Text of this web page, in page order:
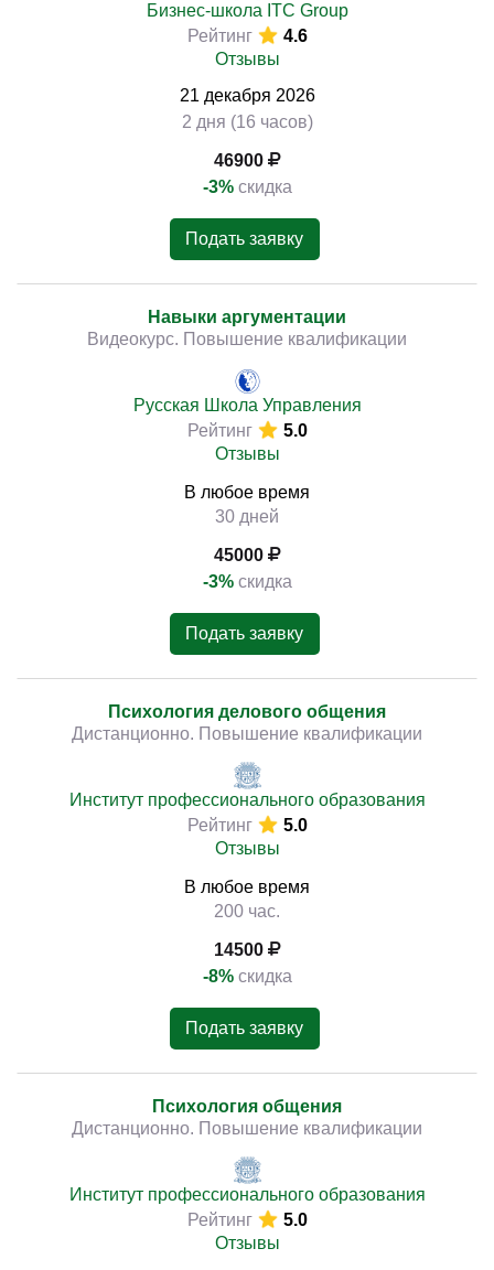
Бизнес-школа ITC Group
Рейтинг
4.6
Отзывы
21 декабря 2026
2 дня (16 часов)
46900
-3% скидка
Подать заявку
Навыки аргументации
Видеокурс. Повышение квалификации
Русская Школа Управления
Рейтинг
5.0
Отзывы
В любое время
30 дней
45000
-3% скидка
Подать заявку
Психология делового общения
Дистанционно. Повышение квалификации
Институт профессионального образования
Рейтинг
5.0
Отзывы
В любое время
200 час.
14500
-8% скидка
Подать заявку
Психология общения
Дистанционно. Повышение квалификации
Институт профессионального образования
Рейтинг
5.0
Отзывы